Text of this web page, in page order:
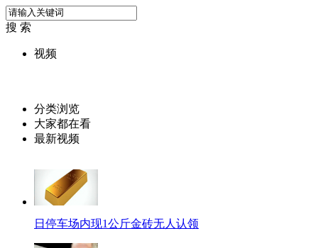
搜 索
视频
分类浏览
大家都在看
最新视频
日停车场内现1公斤金砖无人认领